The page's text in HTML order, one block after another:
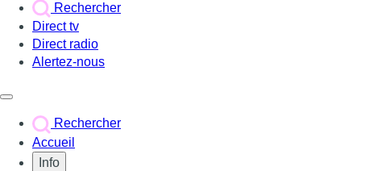
Rechercher
Direct tv
Direct radio
Alertez-nous
Rechercher
Accueil
Info